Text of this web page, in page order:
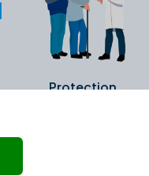
Protection